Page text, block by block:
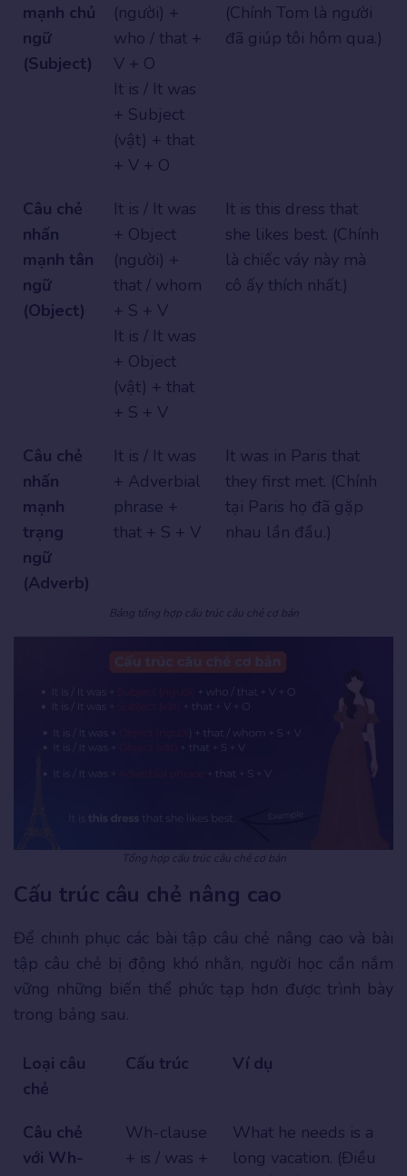
mạnh chủ
ngữ
(Subject)
(người) +
who / that +
V + O
It is / It was
+ Subject
(vật) + that
+ V + O
(Chính Tom là người
đã giúp tôi hôm qua.)
Câu chẻ
nhấn
mạnh tân
ngữ
(Object)
It is / It was
+ Object
(người) +
that / whom
+ S + V
It is / It was
+ Object
(vật) + that
+ S + V
It is this dress that
she likes best. (Chính
là chiếc váy này mà
cô ấy thích nhất.)
Câu chẻ
nhấn
mạnh
trạng
ngữ
(Adverb)
It is / It was
+ Adverbial
phrase +
that + S + V
It was in Paris that
they first met. (Chính
tại Paris họ đã gặp
nhau lần đầu.)
Bảng tổng hợp cấu trúc câu chẻ cơ bản
Tổng hợp cấu trúc câu chẻ cơ bản
Cấu trúc câu chẻ nâng cao
Để chinh phục các bài tập câu chẻ nâng cao và bài
tập câu chẻ bị động khó nhằn, người học cần nắm
vững những biến thể phức tạp hơn được trình bày
trong bảng sau.
Loại câu
chẻ
Cấu trúc Ví dụ
Câu chẻ
với Wh-
Wh-clause
+ is / was +
What he needs is a
long vacation. (Điều